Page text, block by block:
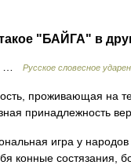
"БАЙГА" в
… Русское словесное
проживающая на
принадлежность
игра у
конные состязания,